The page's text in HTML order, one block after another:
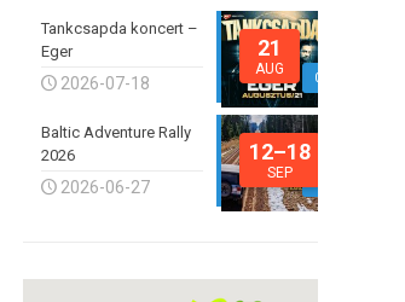
21
AUG
0
Tankcsapda koncert –
Eger
2026-07-18
12–18
SEP
Baltic Adventure Rally
2026
2026-06-27